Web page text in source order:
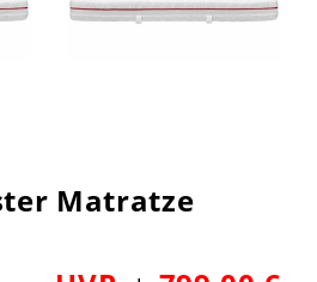
Matratze